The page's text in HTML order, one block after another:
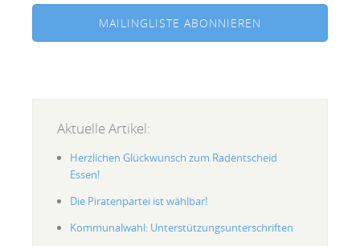
MAILINGLISTE ABONNIEREN
Aktuelle Artikel:
Herzlichen Glückwunsch zum Radentscheid
Essen!
Die Piratenpartei ist wählbar!
Kommunalwahl: Unterstützungsunterschriften